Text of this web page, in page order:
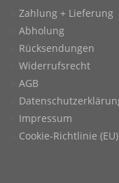
Zahlung + Lieferung
Abholung
Rücksendungen
Widerrufsrecht
AGB
Impressum
Cookie-Richtlinie (EU)